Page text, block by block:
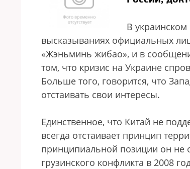
В
высказываниях официальных
«Жэньминь жибао», и в
том, что кризис на Украине
Больше того, говорится, что
отстаивать свои интересы.
Единственное, что Китай не
всегда отстаивает принцип
принципиальной позиции он не
грузинского конфликта в 2008